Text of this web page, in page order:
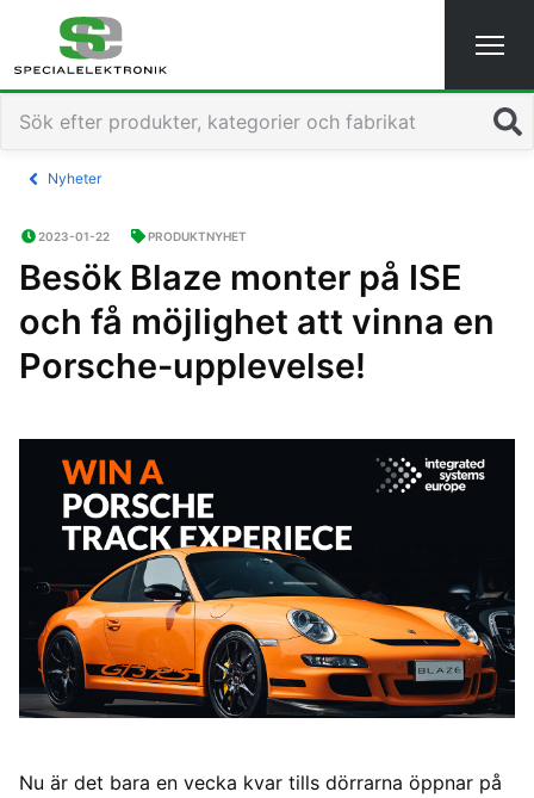
Sök
Nyheter
2023-01-22 PRODUKTNYHET
Besök Blaze monter på ISE
och få möjlighet att vinna en
Porsche-upplevelse!
Nu är det bara en vecka kvar tills dörrarna öppnar på